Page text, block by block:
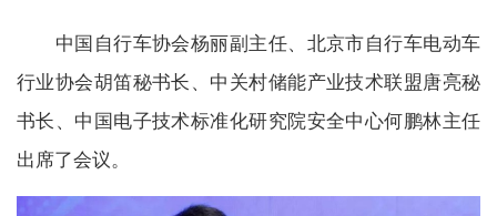
中国自行车协会杨丽副主任、北京市自行车电动车
行业协会胡笛秘书长、中关村储能产业技术联盟唐亮秘
书长、中国电子技术标准化研究院安全中心何鹏林主任
出席了会议。